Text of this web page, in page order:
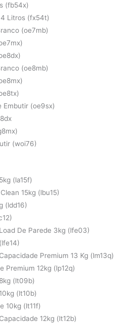
(fb54x)
Litros (fx54t)
(oe7mb)
(oe8mb)
Embutir (oe9sx)
(woi76)
(la15f)
15kg (lbu15)
(ldd16)
De Parede 3kg (lfe03)
Premium 13 Kg (lm13q)
Premium 12kg (lp12q)
(lt09b)
(lt10b)
10kg (lt11f)
12kg (lt12b)